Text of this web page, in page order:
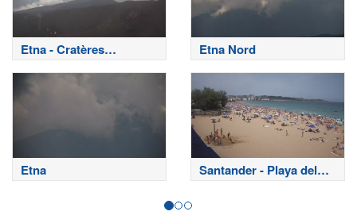
Etna - Cratères
sommitaux
Etna Nord
Etna
Santander - Playa del
Sardinero